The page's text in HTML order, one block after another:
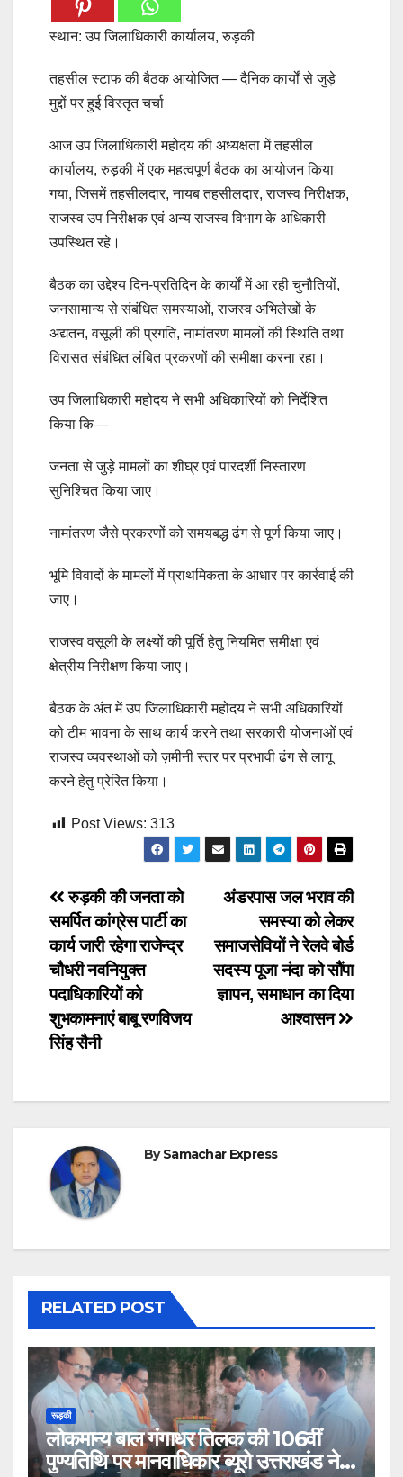
स्थान: उप जिलाधिकारी कार्यालय, रुड़की
तहसील स्टाफ की बैठक आयोजित — दैनिक कार्यों से जुड़े
मुद्दों पर हुई विस्तृत चर्चा
आज उप जिलाधिकारी महोदय की अध्यक्षता में तहसील
कार्यालय, रुड़की में एक महत्वपूर्ण बैठक का आयोजन किया
गया, जिसमें तहसीलदार, नायब तहसीलदार, राजस्व निरीक्षक,
राजस्व उप निरीक्षक एवं अन्य राजस्व विभाग के अधिकारी
उपस्थित रहे।
बैठक का उद्देश्य दिन-प्रतिदिन के कार्यों में आ रही चुनौतियों,
जनसामान्य से संबंधित समस्याओं, राजस्व अभिलेखों के
अद्यतन, वसूली की प्रगति, नामांतरण मामलों की स्थिति तथा
विरासत संबंधित लंबित प्रकरणों की समीक्षा करना रहा।
उप जिलाधिकारी महोदय ने सभी अधिकारियों को निर्देशित
किया कि—
जनता से जुड़े मामलों का शीघ्र एवं पारदर्शी निस्तारण
सुनिश्चित किया जाए।
नामांतरण जैसे प्रकरणों को समयबद्ध ढंग से पूर्ण किया जाए।
भूमि विवादों के मामलों में प्राथमिकता के आधार पर कार्रवाई की
जाए।
राजस्व वसूली के लक्ष्यों की पूर्ति हेतु नियमित समीक्षा एवं
क्षेत्रीय निरीक्षण किया जाए।
बैठक के अंत में उप जिलाधिकारी महोदय ने सभी अधिकारियों
को टीम भावना के साथ कार्य करने तथा सरकारी योजनाओं एवं
राजस्व व्यवस्थाओं को ज़मीनी स्तर पर प्रभावी ढंग से लागू
करने हेतु प्रेरित किया।
Post Views: 313
Post
navigation
अंडरपास जल भराव की
समस्या को लेकर
समाजसेवियों ने रेलवे बोर्ड
सदस्य पूजा नंदा को सौंपा
ज्ञापन, समाधान का दिया
आश्वासन
रुड़की की जनता को
समर्पित कांग्रेस पार्टी का
कार्य जारी रहेगा राजेन्द्र
चौधरी नवनियुक्त
पदाधिकारियों को
शुभकामनाएं बाबू रणविजय
सिंह सैनी
BySamachar Express
RELATED POST
रूड़की
लोकमान्य बाल गंगाधर तिलक की 106वीं
पुण्यतिथि पर मानवाधिकार ब्यूरो उत्तराखंड ने